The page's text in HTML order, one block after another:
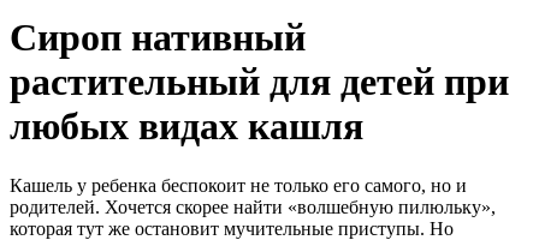
Сироп нативный
растительный для детей при
любых видах кашля
Кашель у ребенка беспокоит не только его самого, но и
родителей. Хочется скорее найти «волшебную пилюльку»,
которая тут же остановит мучительные приступы. Но